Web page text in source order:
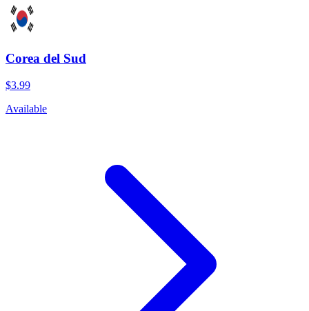
Corea del Sud
$3.99
Available